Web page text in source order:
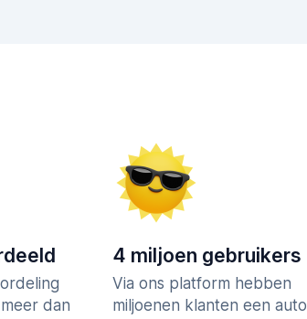
dan
4 miljoen gebruikers
Via ons platform hebben
miljoenen klanten een auto